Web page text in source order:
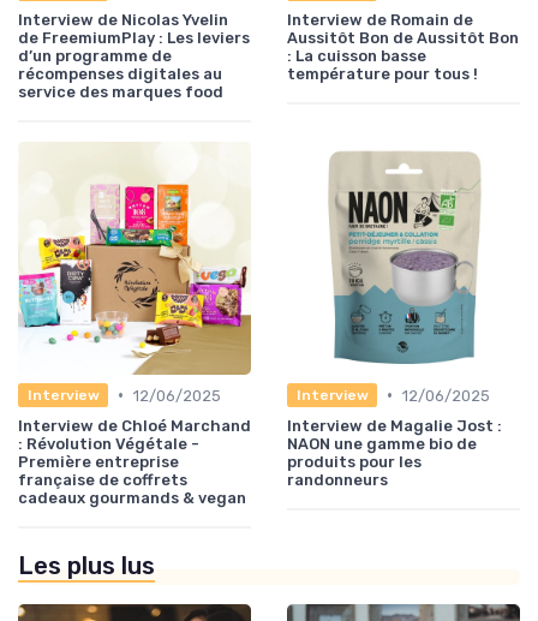
Interview de Nicolas Yvelin
de FreemiumPlay : Les leviers
d’un programme de
récompenses digitales au
service des marques food
Interview de Romain de
Aussitôt Bon de Aussitôt Bon
: La cuisson basse
température pour tous !
Interview • 12/06/2025
Interview de Chloé Marchand
: Révolution Végétale -
Première entreprise
française de coffrets
cadeaux gourmands & vegan
Interview • 12/06/2025
Interview de Magalie Jost :
NAON une gamme bio de
produits pour les
randonneurs
Les plus lus